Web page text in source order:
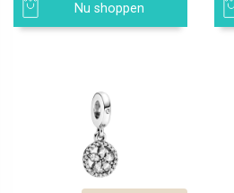
Nu shoppen